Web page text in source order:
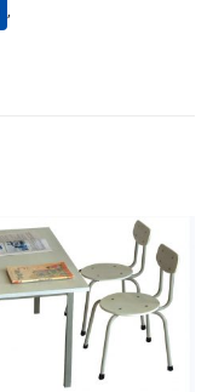
,